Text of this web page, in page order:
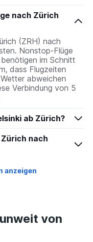
nach Zürich
(ZRH) nach
Nonstop-Flüge
im Schnitt
dass Flugzeiten
abweichen
Verbindung von 5
ab Zürich?
nach
anzeigen
von